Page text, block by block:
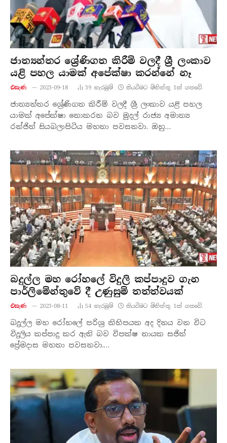
ජාත්‍යන්තර ශ්‍රේණිගත කිරීම් වලදී ශ්‍රී ලංකාව
යළි පහල යාමක් අපේක්ෂා කරන්නේ නෑ
එසැණ 2023-09-18 39 නැරඹු​ම් කියවීමට මිනිත්තු 1ක් ගතවේ.
ජාත්‍යන්තර ශ්‍රේණිගත කිරීම් වලදී ශ්‍රී ලංකාව යළි පහල
යාමක් අපේක්ෂා නොකරන බව මුදල් රාජ්‍ය අමාත්‍ය
රන්ජිත් සියබලාපිටිය මහතා පවසනවා. ඔහු…
බදුල්ල මහ රෝහලේ විදුලි කප්පාදුව ගැන
පාර්ලිමේන්තුවේ දී උණුසුම් තත්ත්වයක්
එසැණ 2023-08-11 54 නැරඹු​ම් කියවීමට මිනිත්තු 1ක් ගතවේ.
බදුල්ල මහ රෝහලේ පරිශ්‍ර කිහිපයක අද දිනය වන විට
විදුලිය කප්පාදු කර ඇති බව විපක්ෂ නායක සජිත්
ප්‍රේමදාස මහතා පවසනවා.…